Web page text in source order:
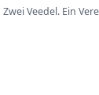
Zwei Veedel. Ein